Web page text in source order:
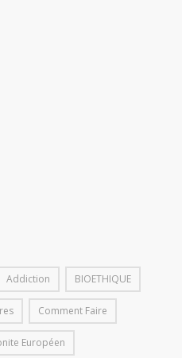
Addiction BIOETHIQUE
Comment Faire
Européen